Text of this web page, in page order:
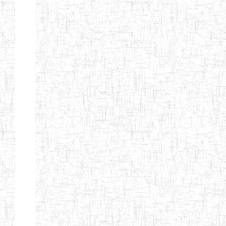
Afficher Page 7 sur 13 Total: 307
Début Préc. 2 3 4 5 6
7
Suivant
Fin
MOKOLO
Etablissements
d'enseignement